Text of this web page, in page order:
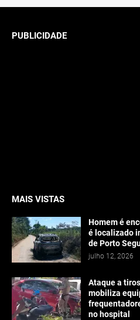
PUBLICIDADE
MAIS VISTAS
Homem é
é localizado
de Porto
julho 12, 2026
Ataque a
mobiliza
no hospital